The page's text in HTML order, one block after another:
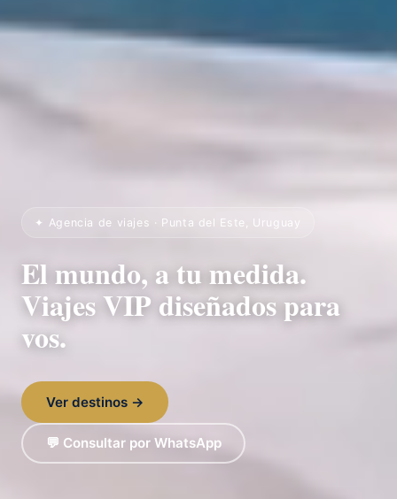
✦ Agencia de viajes · Punta del Este, Uruguay
El mundo, a tu medida.
Viajes VIP diseñados para
vos.
Ver destinos →
💬 Consultar por WhatsApp